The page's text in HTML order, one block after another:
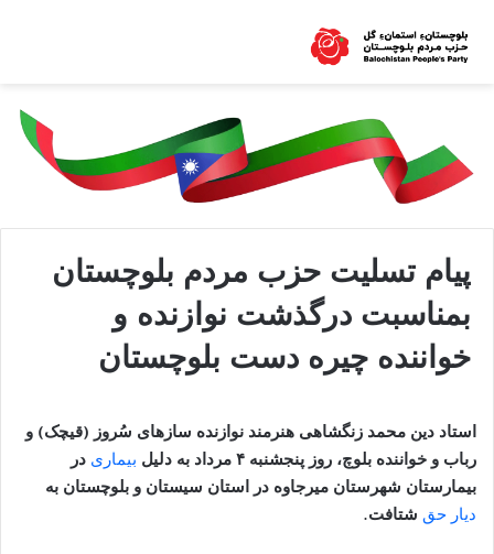
پیام تسلیت حزب مردم بلوچستان
بمناسبت درگذشت نوازنده و
خواننده چیره دست بلوچستان
استاد دین محمد زنگشاهی هنرمند نوازنده سازهای سُروز (قیچک) و
رباب و خواننده بلوچ، روز پنجشنبه ۴ مرداد به دلیل بیماری در
بیمارستان شهرستان میرجاوه در استان سیستان و بلوچستان به
دیار حق شتافت.